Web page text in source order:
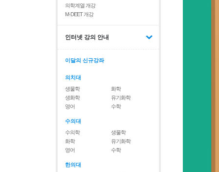
의학계열 개강
M·DEET 개강
인터넷 강의 안내
이달의 신규강좌
의치대
생물학
화학
생화학
유기화학
영어
수학
수의대
수의학
생물학
화학
유기화학
영어
수학
한의대